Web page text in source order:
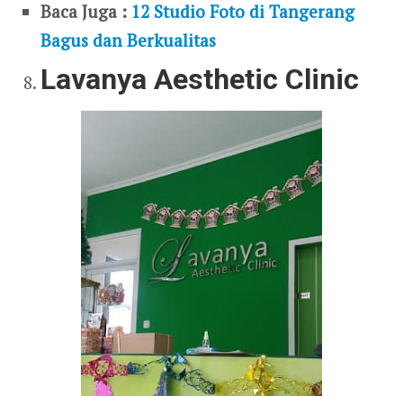
Baca Juga : 12 Studio Foto di Tangerang
Bagus dan Berkualitas
Lavanya Aesthetic Clinic